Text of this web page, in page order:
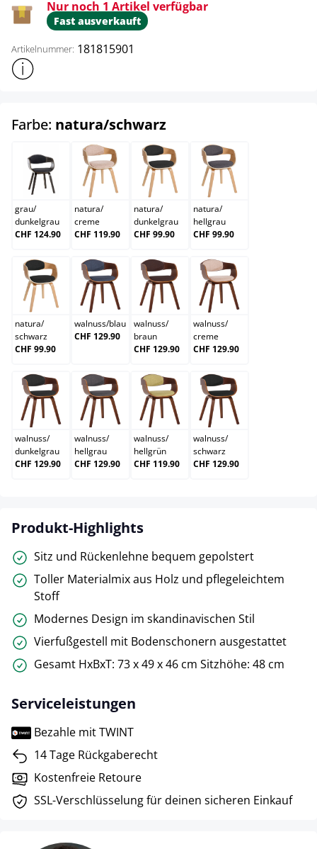
Nur noch 1 Artikel verfügbar
Fast ausverkauft
Artikelnummer: 181815901
Weitere Produktinformationen anzeigen
Farbe: natura/schwarzauswählen
grau/dunkelgrau
grau/
dunkelgrau
CHF 124.90
natura/creme
natura/
creme
CHF 119.90
natura/dunkelgrau
natura/
dunkelgrau
CHF 99.90
natura/hellgrau
natura/
hellgrau
CHF 99.90
natura/schwarz
natura/
schwarz
CHF 99.90
walnuss/blau
walnuss/blau
CHF 129.90
walnuss/braun
walnuss/
braun
CHF 129.90
walnuss/creme
walnuss/
creme
CHF 129.90
walnuss/dunkelgrau
walnuss/
dunkelgrau
CHF 129.90
walnuss/hellgrau
walnuss/
hellgrau
CHF 129.90
walnuss/hellgrün
walnuss/
hellgrün
CHF 119.90
walnuss/schwarz
walnuss/
schwarz
CHF 129.90
Produkt-Highlights
Sitz und Rückenlehne bequem gepolstert
Toller Materialmix aus Holz und pflegeleichtem
Stoff
Modernes Design im skandinavischen Stil
Vierfußgestell mit Bodenschonern ausgestattet
Gesamt HxBxT: 73 x 49 x 46 cm Sitzhöhe: 48 cm
Serviceleistungen
Bezahle mit TWINT
14 Tage Rückgaberecht
Kostenfreie Retoure
SSL-Verschlüsselung für deinen sicheren Einkauf